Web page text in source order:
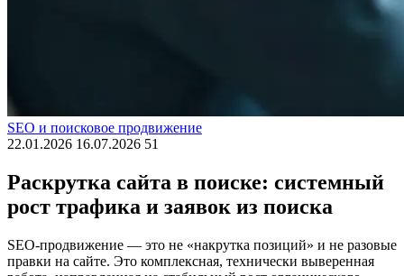
SEO и поисковое продвижение
22.01.2026 16.07.2026 51
Раскрутка сайта в поиске: системный
рост трафика и заявок из поиска
SEO-продвижение — это не «накрутка позиций» и не разовые
правки на сайте. Это комплексная, технически выверенная